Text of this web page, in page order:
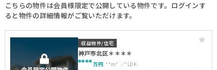
こちらの物件は会員様限定で公開している物件です。ログインす
ると物件の詳細情報がご覧いただけます。
収益物件/住宅
神戸市北区＊＊＊＊
****万円 **m²
*LDK